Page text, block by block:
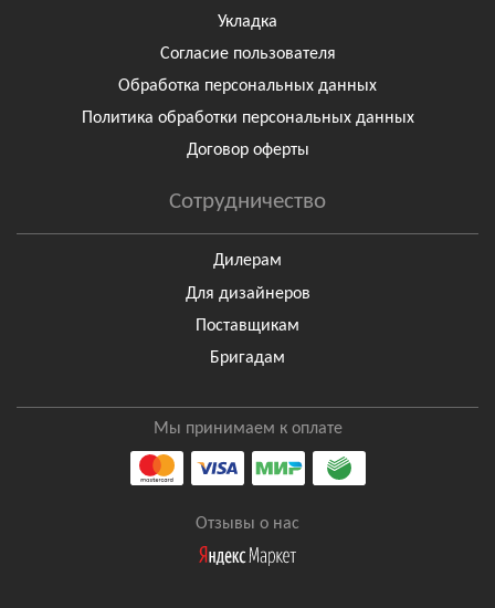
Укладка
Согласие пользователя
Обработка персональных данных
Политика обработки персональных данных
Договор оферты
Сотрудничество
Дилерам
Для дизайнеров
Поставщикам
Бригадам
Мы принимаем к оплате
Отзывы о нас